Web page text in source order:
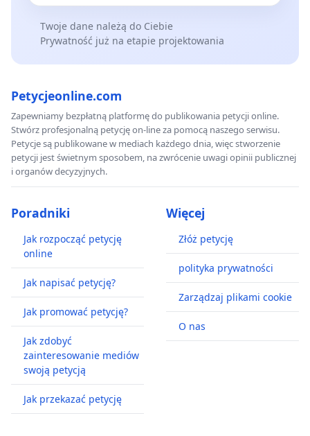
Twoje dane należą do Ciebie
Prywatność już na etapie projektowania
Petycjeonline.com
Zapewniamy bezpłatną platformę do publikowania petycji online.
Stwórz profesjonalną petycję on-line za pomocą naszego serwisu.
Petycje są publikowane w mediach każdego dnia, więc stworzenie
petycji jest świetnym sposobem, na zwrócenie uwagi opinii publicznej
i organów decyzyjnych.
Poradniki
Jak rozpocząć petycję
online
Jak napisać petycję?
Jak promować petycję?
Jak zdobyć
zainteresowanie mediów
swoją petycją
Jak przekazać petycję
Więcej
Złóż petycję
polityka prywatności
Zarządzaj plikami cookie
O nas